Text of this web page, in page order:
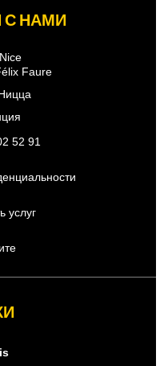
С НАМИ
Faure
52 91
услуг